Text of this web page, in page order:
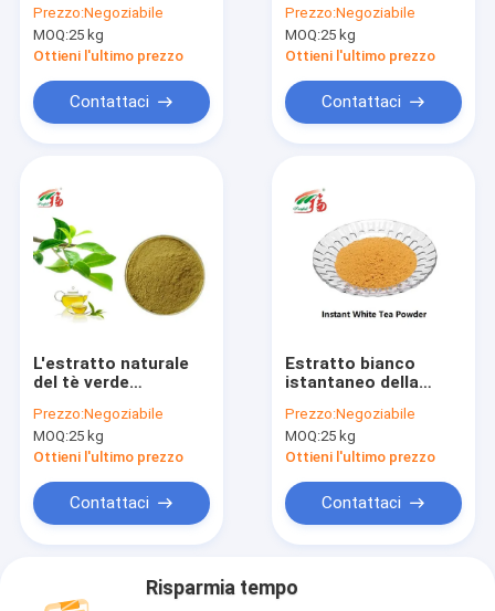
di 98% - di 90% per il
miglioramento della
forza muscolare
Prezzo:Negoziabile
MOQ:25 kg
Ottieni l'ultimo prezzo
Contattaci
teaflavine di 40% per
farmaceutico
Prezzo:Negoziabile
MOQ:25 kg
Ottieni l'ultimo prezzo
Contattaci
L'estratto naturale
del tè verde
teanina per
farmaceutico
Prezzo:Negoziabile
MOQ:25 kg
Ottieni l'ultimo prezzo
Contattaci
Estratto bianco
istantaneo della
polifenoli di 20% per
la bevanda
Prezzo:Negoziabile
MOQ:25 kg
Ottieni l'ultimo prezzo
Contattaci
Risparmia tempo